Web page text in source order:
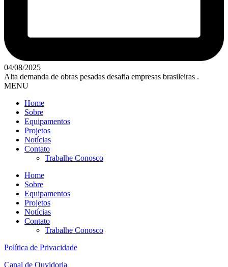
04/08/2025
Alta demanda de obras pesadas desafia empresas brasileiras .
MENU
Home
Sobre
Equipamentos
Projetos
Notícias
Contato
Trabalhe Conosco
Home
Sobre
Equipamentos
Projetos
Notícias
Contato
Trabalhe Conosco
Política de Privacidade
Canal de Ouvidoria